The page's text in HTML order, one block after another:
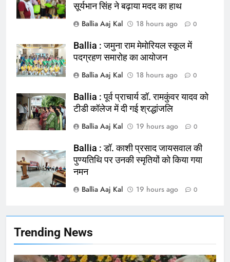
Trending News
164
चिकित्सक, किया प्रदर्शन
NATIONAL बलिया
165
बलिया को मिलेगी नई ट्रेन की सौगात
NATIONAL बलिया
166
फांसी लगाकर दी जान
NATIONAL
167
सूर्यभान सिंह ने बढ़ाया मदद का हाथ
Ballia Aaj Kal
18 hours ago 0
Ballia : जमुना राम मेमोरियल स्कूल में
पदग्रहण समारोह का आयोजन
Ballia Aaj Kal
18 hours ago 0
Ballia : पूर्व प्राचार्य डॉ. रामकुंवर यादव को
टीडी कॉलेज में दी गई श्रद्धांजलि
Ballia Aaj Kal
19 hours ago 0
Ballia : डॉ. काशी प्रसाद जायसवाल की
पुण्यतिथि पर उनकी स्मृतियों को किया गया
नमन
Ballia Aaj Kal
19 hours ago 0